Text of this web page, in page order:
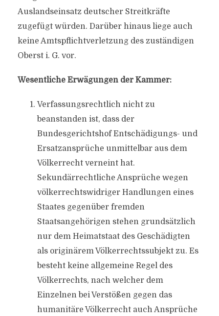
Auslandseinsatz deutscher Streitkräfte
zugefügt würden. Darüber hinaus liege auch
keine Amtspflichtverletzung des zuständigen
Oberst i. G. vor.
Wesentliche Erwägungen der Kammer:
Verfassungsrechtlich nicht zu
beanstanden ist, dass der
Bundesgerichtshof Entschädigungs- und
Ersatzansprüche unmittelbar aus dem
Völkerrecht verneint hat.
Sekundärrechtliche Ansprüche wegen
völkerrechtswidriger Handlungen eines
Staates gegenüber fremden
Staatsangehörigen stehen grundsätzlich
nur dem Heimatstaat des Geschädigten
als originärem Völkerrechtssubjekt zu. Es
besteht keine allgemeine Regel des
Völkerrechts, nach welcher dem
Einzelnen bei Verstößen gegen das
humanitäre Völkerrecht auch Ansprüche